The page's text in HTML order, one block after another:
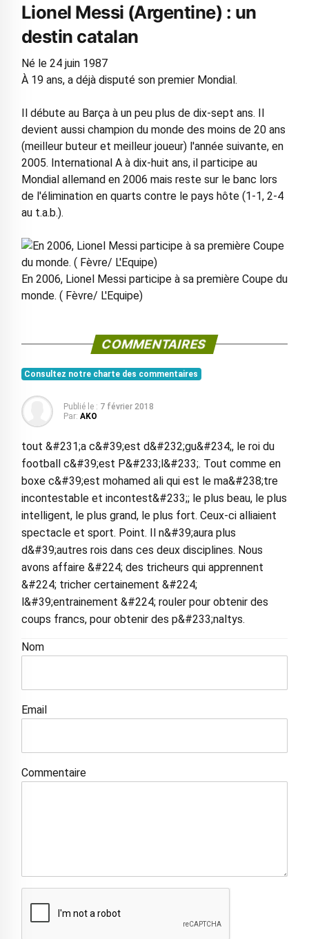
Lionel Messi (Argentine) : un
destin catalan
Né le 24 juin 1987
À 19 ans, a déjà disputé son premier Mondial.
Il débute au Barça à un peu plus de dix-sept ans. Il
devient aussi champion du monde des moins de 20 ans
(meilleur buteur et meilleur joueur) l'année suivante, en
2005. International A à dix-huit ans, il participe au
Mondial allemand en 2006 mais reste sur le banc lors
de l'élimination en quarts contre le pays hôte (1-1, 2-4
au t.a.b.).
En 2006, Lionel Messi participe à sa première Coupe du
monde. ( Fèvre/ L'Equipe)
COMMENTAIRES
Consultez notre charte des commentaires
Publié le : 7 février 2018
Par: AKO
tout &#231;a c&#39;est d&#232;gu&#234;, le roi du
football c&#39;est P&#233;l&#233;. Tout comme en
boxe c&#39;est mohamed ali qui est le ma&#238;tre
incontestable et incontest&#233;; le plus beau, le plus
intelligent, le plus grand, le plus fort. Ceux-ci alliaient
spectacle et sport. Point. Il n&#39;aura plus
d&#39;autres rois dans ces deux disciplines. Nous
avons affaire &#224; des tricheurs qui apprennent
&#224; tricher certainement &#224;
l&#39;entrainement &#224; rouler pour obtenir des
coups francs, pour obtenir des p&#233;naltys.
Nom
Email
Commentaire